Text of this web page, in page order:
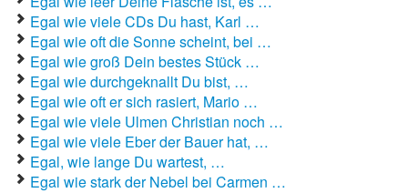
Bart Simpson Sprüche
Bauernregeln
Bauernwitze
Bayern Witze
Egal wie viele CDs Du hast, Karl …
Egal wie oft die Sonne scheint, bei …
Egal wie groß Dein bestes Stück …
Egal wie durchgeknallt Du bist, …
Egal wie oft er sich rasiert, Mario …
Egal wie viele Ulmen Christian noch …
Egal wie viele Eber der Bauer hat, …
Egal, wie lange Du wartest, …
Egal wie stark der Nebel bei Carmen …